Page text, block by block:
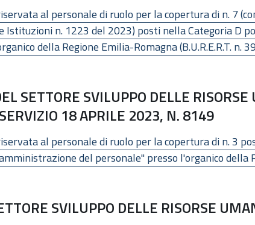
al personale di ruolo per la copertura di n. 7
n. 1223 del 2023) posti nella Categoria D
della Regione Emilia-Romagna (B.U.R.E.R.T. n.
SETTORE SVILUPPO DELLE
18 APRILE 2023, N. 8149
al personale di ruolo per la copertura di n. 3
del personale" presso l'organico della
SVILUPPO DELLE RISORSE